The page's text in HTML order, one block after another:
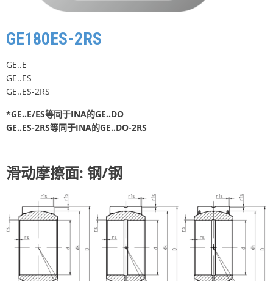
GE180ES-2RS
GE..E
GE..ES
GE..ES-2RS
*GE..E/ES等同于INA的GE..DO
GE..ES-2RS等同于INA的GE..DO-2RS
滑动摩擦面: 钢/钢